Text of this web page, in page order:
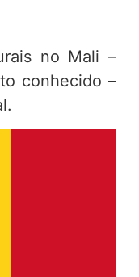
no Mali –
conhecido –